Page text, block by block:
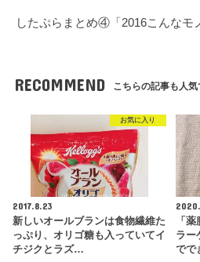
したぷらまとめ④「2016こんなモ
RECOMMEND こちらの記事も人気
お気に入り
2017.8.23
新しいオールブランは食物繊維た
っぷり、オリゴ糖も入っていてイ
チジクとラズ…
「
ラー
でで